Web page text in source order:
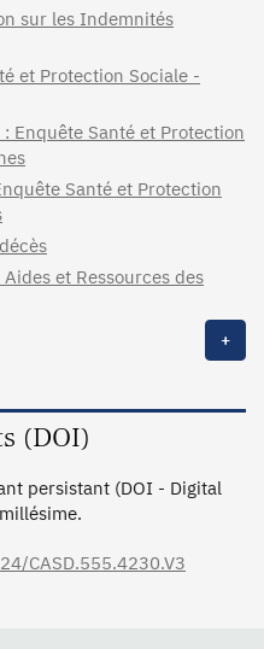
sur les Indemnités
et Protection Sociale -
: Enquête Santé et Protection
Santé et Protection
et Ressources des
+
(DOI)
persistant (DOI - Digital
CASD.555.4230.V3